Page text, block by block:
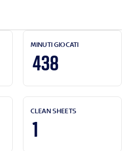
MINUTI GIOCATI
438
CLEAN SHEETS
1